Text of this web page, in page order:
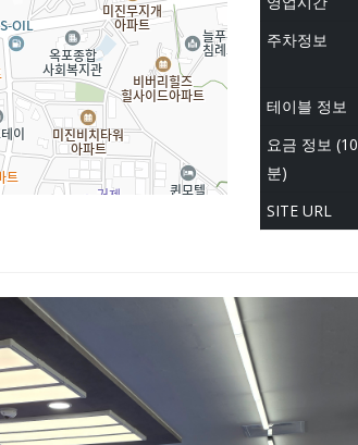
주차정보
테이블 정보
요금 정보 (10
분)
SITE URL